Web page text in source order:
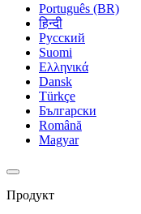
Português (BR)
हिन्दी
Русский
Suomi
Ελληνικά
Dansk
Türkçe
Български
Română
Magyar
Продукт